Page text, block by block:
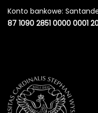
Konto bankowe:
87 1090 2851 0000 0001